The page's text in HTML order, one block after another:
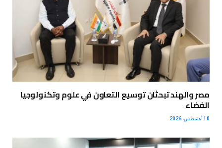
مصر والهند تبحثان توسيع التعاون في علوم وتكنولوجيا
الفضاء
10 أغسطس، 2026